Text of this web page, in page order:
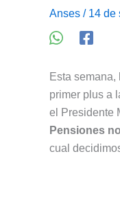
Anses / 14 de
Esta semana,
primer plus a
el Presidente
Pensiones
cual